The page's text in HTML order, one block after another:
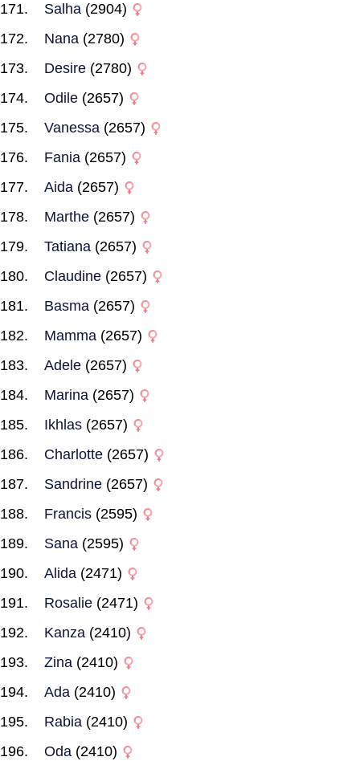
Salha (2904)
Nana (2780)
Desire (2780)
Odile (2657)
Vanessa (2657)
Fania (2657)
Aida (2657)
Marthe (2657)
Tatiana (2657)
Claudine (2657)
Basma (2657)
Mamma (2657)
Adele (2657)
Marina (2657)
Ikhlas (2657)
Charlotte (2657)
Sandrine (2657)
Francis (2595)
Sana (2595)
Alida (2471)
Rosalie (2471)
Kanza (2410)
Zina (2410)
Ada (2410)
Rabia (2410)
Oda (2410)